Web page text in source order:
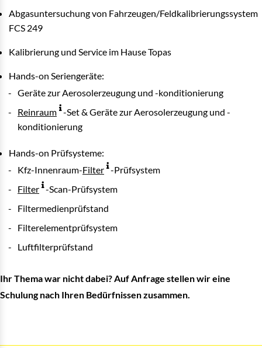
Abgasuntersuchung von Fahrzeugen/Feldkalibrierungssystem
FCS 249
Kalibrierung und Service im Hause Topas
Hands-on Seriengeräte:
Geräte zur Aerosolerzeugung und -konditionierung
Reinraum -Set & Geräte zur Aerosolerzeugung und -
konditionierung
Hands-on Prüfsysteme:
Kfz-Innenraum-Filter -Prüfsystem
Filter -Scan-Prüfsystem
Filtermedienprüfstand
Filterelementprüfsystem
Luftfilterprüfstand
Ihr Thema war nicht dabei? Auf Anfrage stellen wir eine
Schulung nach Ihren Bedürfnissen zusammen.